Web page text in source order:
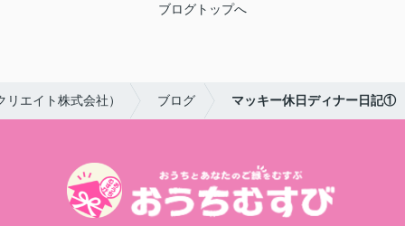
ブログトップへ
エイト株式会社） ブログ マッキー休日ディナー日記①